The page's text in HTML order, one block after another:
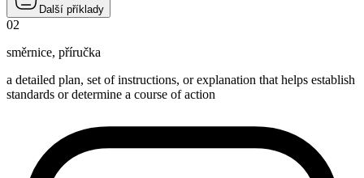
Další příklady
02
směrnice, příručka
a detailed plan, set of instructions, or explanation that helps establish
standards or determine a course of action